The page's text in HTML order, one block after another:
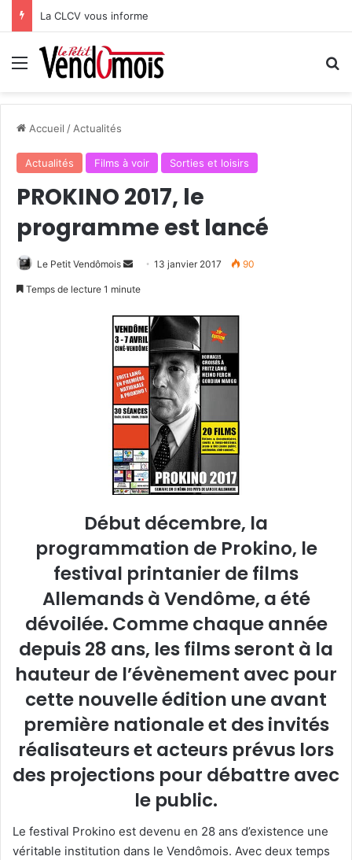
La CLCV vous informe
Menu
Accueil / Actualités
Actualités Films à voir Sorties et loisirs
PROKINO 2017, le
programme est lancé
Le Petit Vendômois
o
y
r
u
n
o
u
r
i
e
13 janvier 2017 90
Temps de lecture 1 minute
Début décembre, la
programmation de Prokino, le
festival printanier de films
Allemands à Vendôme, a été
dévoilée. Comme chaque année
depuis 28 ans, les films seront à la
hauteur de l’évènement avec pour
cette nouvelle édition une avant
première nationale et des invités
réalisateurs et acteurs prévus lors
des projections pour débattre avec
le public.
Le festival Prokino est devenu en 28 ans d’existence une
véritable institution dans le Vendômois. Avec deux temps